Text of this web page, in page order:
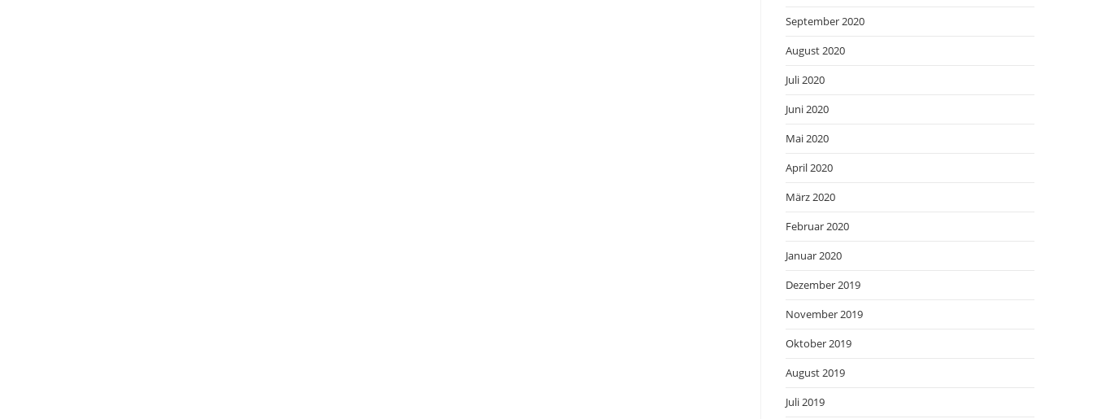
September 2020
August 2020
Juli 2020
Juni 2020
Mai 2020
April 2020
März 2020
Februar 2020
Januar 2020
Dezember 2019
November 2019
Oktober 2019
August 2019
Juli 2019